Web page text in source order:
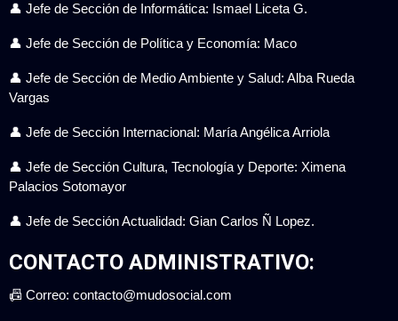
👤 Jefe de Sección de Informática: Ismael Liceta G.
👤 Jefe de Sección de Política y Economía: Maco
👤 Jefe de Sección de Medio Ambiente y Salud: Alba Rueda
Vargas
👤 Jefe de Sección Internacional: María Angélica Arriola
👤 Jefe de Sección Cultura, Tecnología y Deporte: Ximena
Palacios Sotomayor
👤 Jefe de Sección Actualidad: Gian Carlos Ñ Lopez.
CONTACTO ADMINISTRATIVO:
📠 Correo: contacto@mudosocial.com